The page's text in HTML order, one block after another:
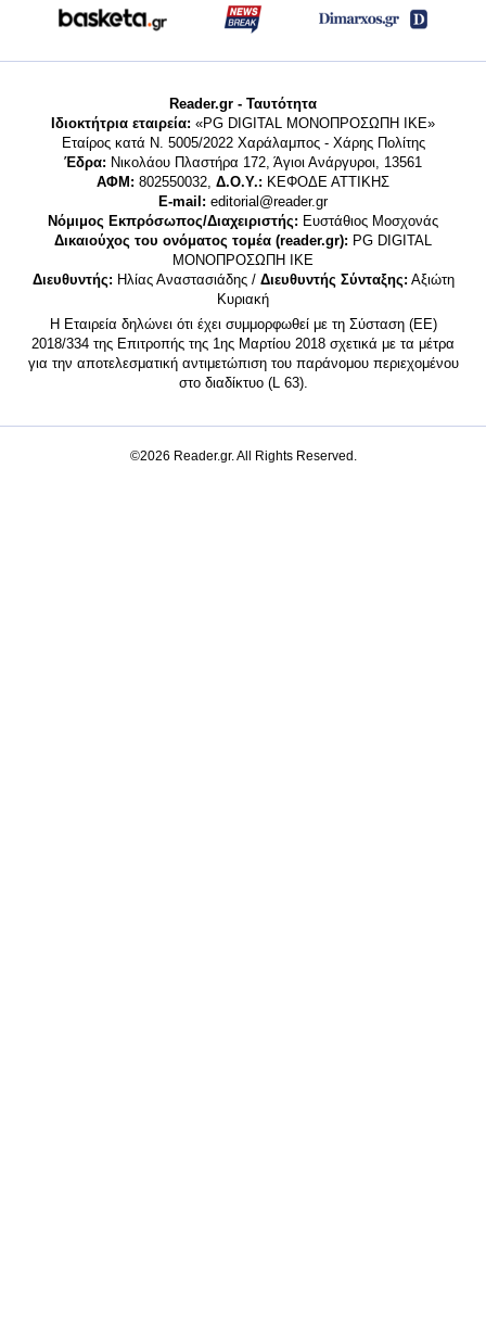
Reader.gr - Ταυτότητα
Ιδιοκτήτρια εταιρεία: «PG DIGITAL MONΟΠΡΟΣΩΠΗ ΙΚΕ»
Εταίρος κατά Ν. 5005/2022 Χαράλαμπος - Χάρης Πολίτης
Έδρα: Νικολάου Πλαστήρα 172, Άγιοι Ανάργυροι, 13561
ΑΦΜ: 802550032, Δ.Ο.Υ.: ΚΕΦΟΔΕ ΑΤΤΙΚΗΣ
E-mail: editorial@reader.gr
Νόμιμος Εκπρόσωπος/Διαχειριστής: Ευστάθιος Μοσχονάς
Δικαιούχος του ονόματος τομέα (reader.gr): PG DIGITAL
MONΟΠΡΟΣΩΠΗ ΙΚΕ
Διευθυντής: Ηλίας Αναστασιάδης / Διευθυντής Σύνταξης: Αξιώτη
Κυριακή
Η Εταιρεία δηλώνει ότι έχει συμμορφωθεί με τη Σύσταση (ΕΕ)
2018/334 της Επιτροπής της 1ης Μαρτίου 2018 σχετικά με τα μέτρα
για την αποτελεσματική αντιμετώπιση του παράνομου περιεχομένου
στο διαδίκτυο (L 63).
©2026 Reader.gr. All Rights Reserved.